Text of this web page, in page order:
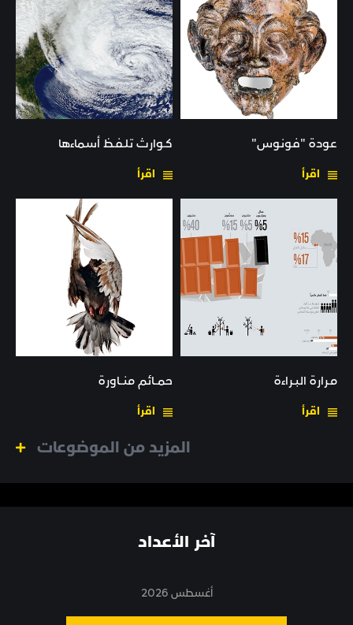
عودة "فونوس"
اقرأ
كـوارث تلـفـظ أسماءها
اقرأ
مـرارة البـراءة
اقرأ
حمــائم منــاورة
اقرأ
المزيد من الموضوعات
آخر الأعداد
أغسطس 2026